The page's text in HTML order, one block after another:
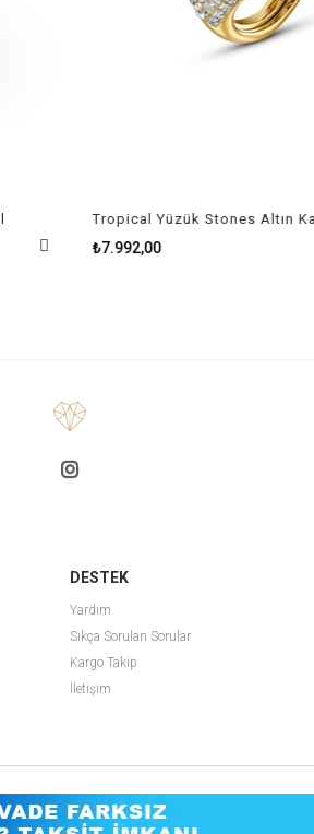
₺7.992,00
DESTEK
Yardım
Sıkça Sorulan Sorular
Kargo Takip
İletişim